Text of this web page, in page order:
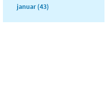
januar (43)